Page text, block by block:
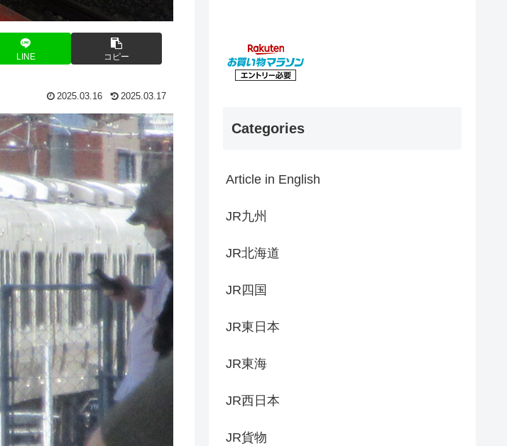
LINE コピー
2025.03.16 2025.03.17
Categories
Article in English
JR九州
JR北海道
JR四国
JR東日本
JR東海
JR西日本
JR貨物